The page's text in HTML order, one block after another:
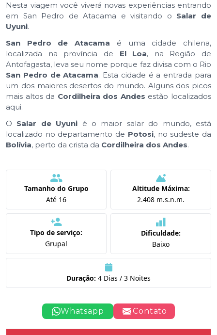
Nesta viagem você viverá novas experiências entrando
em San Pedro de Atacama e visitando o Salar de
Uyuni.
San Pedro de Atacama é uma cidade chilena,
localizada na província de El Loa, na Região de
Antofagasta, leva seu nome porque faz divisa com o Rio
San Pedro de Atacama. Esta cidade é a entrada para
um dos maiores desertos do mundo. Alguns dos picos
mais altos da Cordilheira dos Andes estão localizados
aqui.
O Salar de Uyuni é o maior salar do mundo, está
localizado no departamento de Potosi, no sudeste da
Bolívia, perto da crista da Cordilheira dos Andes.
Tamanho do Grupo
Até 16
Altitude Máxima:
2.408 m.s.n.m.
Tipo de serviço:
Grupal
Dificuldade:
Baixo
Duração: 4 Dias / 3 Noites
Whatsapp Contato